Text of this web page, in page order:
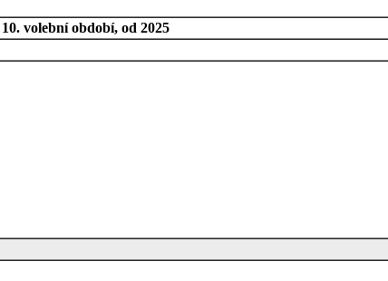
volební období, od 2025